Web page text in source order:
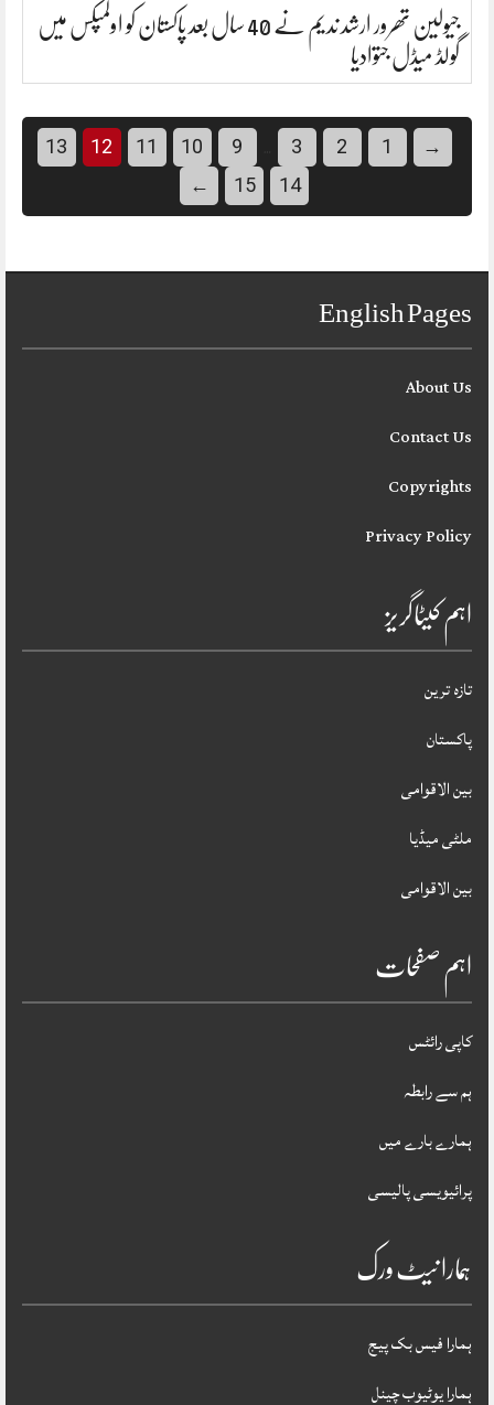
جیولین تھرور ارشد ندیم نے 40 سال بعد پاکستان کو اولمپکس میں
گولڈ میڈل جتوادیا
→
1
2
3
9
10
11
12
13
14
15
←
English Pages
About Us
Contact Us
Copyrights
Privacy Policy
اہم کیٹاگریز
تازہ ترین
پاکستان
بین الاقوامی
ملٹی میڈیا
بین الاقوامی
اہم صفحات
کاپی رائٹس
ہم سے رابطہ
ہمارے بارے میں
پرائیویسی پالیسی
ہمارا نیٹ ورک
ہمارا فیس بک پیج
ہمارا یوٹیوب چینل